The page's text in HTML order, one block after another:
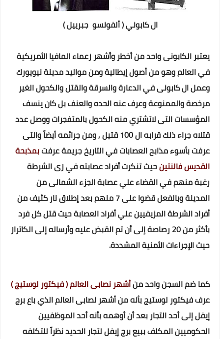
ال كابوني ( ألفونسو جبرييل )
يعتبر الكابونى واحد من أخطر وأشهر زعماء المافيا الأمريكية
في العالم وهو من أصول إيطالية ومن مواليد مدينة نيويورك
وعمل ال كابونى في الدعارة والسرقة والقتل والكحول الغير
مرخصة والممنوعة وعرف عنه الحده والعنف بل كان ينسف
المؤسسات التى لاتشتري منه الكحول بالمتفجرات ووصل عدد
قتلاه جراء ذلك قرابه ال 100 قتيل , ومن جرائمه أيضاً والتى
عرفت بأسوء مذابح العصابات في التاريخ جريمة عرفتبمذبحة
القديس فالنتينحيث تنكرت أفراد عصابته في زى الشرطة
رغبة منهم في القضاء علي عصابة الجزء الشمالى من
المدينة وبالفعل قضوا على 7 منهم بعد إطلاق نار كثيف من
أفراد الشرطة المزيفيين علي أفراد العصابة حيث قتل كل فرد
بأكثر من 20 رصاصة إلى أن تم القبض عليه وأرساله إلى الكاتراز
حيث الإجراءات الأمنية المشددة.
كما ضم السجن واحد منأشهر نصابى العالم ( فيكتور لوستيج )
عرف فيكتور لوستيج بأنه من أشهر نصابى العالم الذي باع برج
إيفل إلى أحد التجار بعد أن أوهمه بأنه أحد الموظفيين
الحكوميين المكلف ببيع برج إيفل لتجار الحديد نظراً للتكلفه